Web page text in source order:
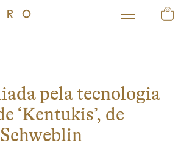
pela tecnologia
‘Kentukis’, de